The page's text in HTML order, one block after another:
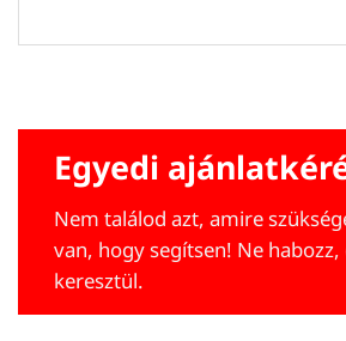
Egyedi
Nem találod azt, amire
van, hogy segítsen! Ne
keresztül.